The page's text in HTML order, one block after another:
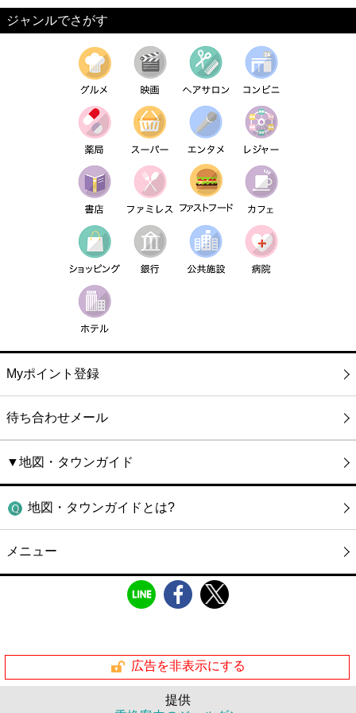
ジャンルでさがす
Myポイント登録
待ち合わせメール
▼地図・タウンガイド
地図・タウンガイドとは?
メニュー
広告を非表示にする
提供